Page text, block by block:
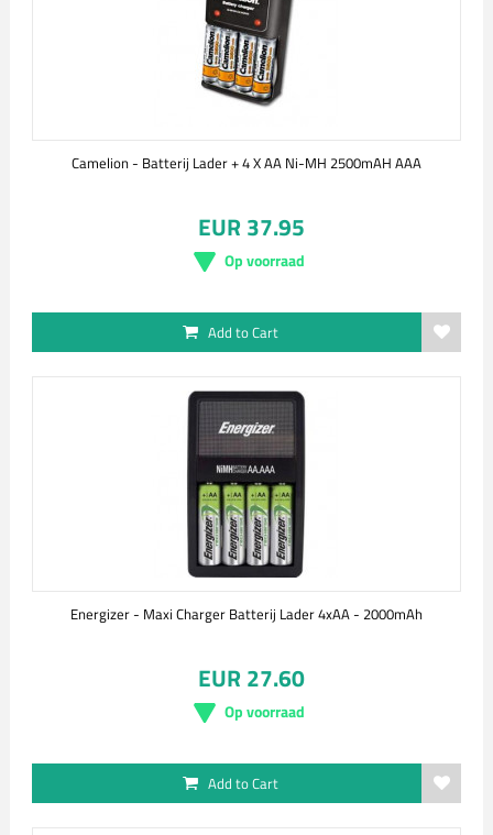
Camelion - Batterij Lader + 4 X AA Ni-MH 2500mAH AAA
EUR 37.95
Op voorraad
Add to Cart
Energizer - Maxi Charger Batterij Lader 4xAA - 2000mAh
EUR 27.60
Op voorraad
Add to Cart